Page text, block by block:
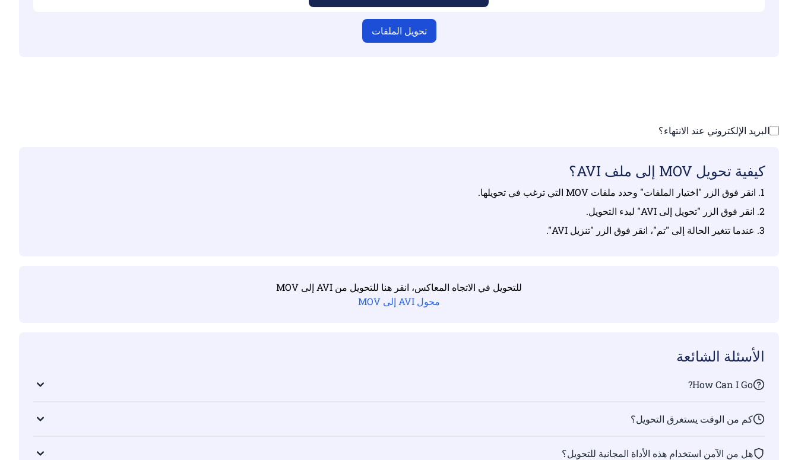
تحويل الملفات
البريد الإلكتروني عند الانتهاء؟
كيفية تحويل MOV إلى ملف AVI؟
1. انقر فوق الزر "اختيار الملفات" وحدد ملفات MOV التي ترغب في تحويلها.
2. انقر فوق الزر "تحويل إلى AVI" لبدء التحويل.
3. عندما تتغير الحالة إلى "تم"، انقر فوق الزر "تنزيل AVI".
للتحويل في الاتجاه المعاكس، انقر هنا للتحويل من AVI إلى MOV
محول AVI إلى MOV
الأسئلة الشائعة
How Can I Go?
كم من الوقت يستغرق التحويل؟
هل من الآمن استخدام هذه الأداة المجانية للتحويل؟